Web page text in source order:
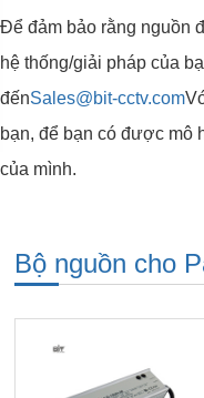
Để đảm bảo rằng nguồn
hệ thống/giải pháp của
đếnSales@bit-cctv.com
bạn, để bạn có được mô
của mình.
Bộ nguồn cho